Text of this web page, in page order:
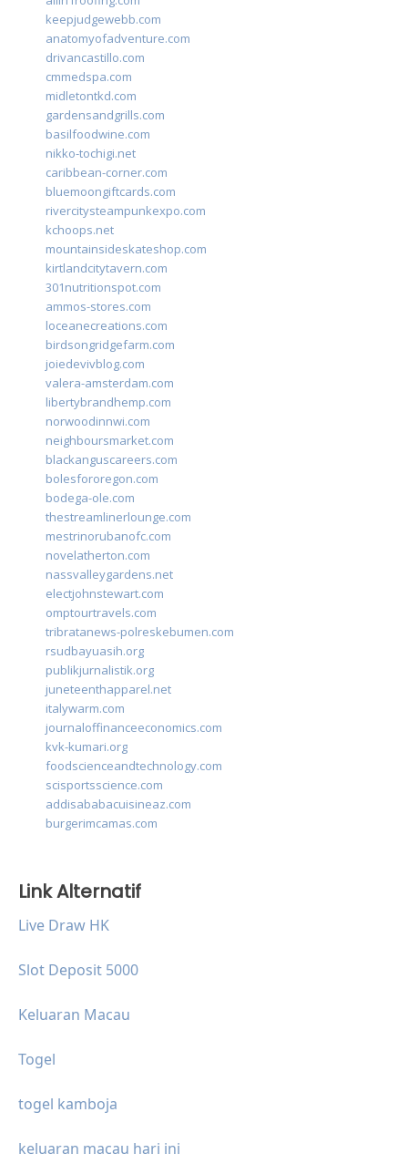
keepjudgewebb.com
anatomyofadventure.com
drivancastillo.com
cmmedspa.com
midletontkd.com
gardensandgrills.com
basilfoodwine.com
nikko-tochigi.net
caribbean-corner.com
bluemoongiftcards.com
rivercitysteampunkexpo.com
kchoops.net
mountainsideskateshop.com
kirtlandcitytavern.com
301nutritionspot.com
ammos-stores.com
loceanecreations.com
birdsongridgefarm.com
joiedevivblog.com
valera-amsterdam.com
libertybrandhemp.com
norwoodinnwi.com
neighboursmarket.com
blackanguscareers.com
bolesfororegon.com
bodega-ole.com
thestreamlinerlounge.com
mestrinorubanofc.com
novelatherton.com
nassvalleygardens.net
electjohnstewart.com
omptourtravels.com
tribratanews-polreskebumen.com
rsudbayuasih.org
publikjurnalistik.org
juneteenthapparel.net
italywarm.com
journaloffinanceeconomics.com
kvk-kumari.org
foodscienceandtechnology.com
scisportsscience.com
addisababacuisineaz.com
burgerimcamas.com
Link Alternatif
Live Draw HK
Slot Deposit 5000
Keluaran Macau
Togel
togel kamboja
keluaran macau hari ini